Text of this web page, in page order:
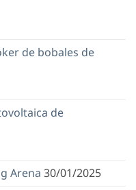
de bobales de
de
Arena 30/01/2025